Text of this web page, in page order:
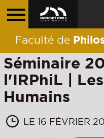
Faculté de
Séminaire
l'IRPhiL |
Humains
LE 16 FÉVRIER